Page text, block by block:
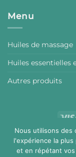
Menu
Huiles de massage
Huiles essentielles
Autres produits
Conditions
Nous utilisons des
l'expérience la
et en répétant